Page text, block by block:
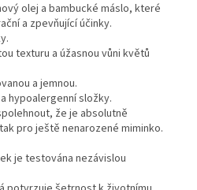
olej a bambucké máslo, které
a zpevňující účinky.
texturu a úžasnou vůni květů
a jemnou.
hypoalergenní složky.
že je absolutně
pro ještě nenarozené miminko.
je testována nezávislou